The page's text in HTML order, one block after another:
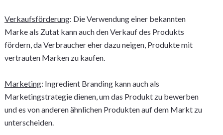
Verkaufsförderung: Die Verwendung einer bekannten
Marke als Zutat kann auch den Verkauf des Produkts
fördern, da Verbraucher eher dazu neigen, Produkte mit
vertrauten Marken zu kaufen.
Marketing: Ingredient Branding kann auch als
Marketingstrategie dienen, um das Produkt zu bewerben
und es von anderen ähnlichen Produkten auf dem Markt zu
unterscheiden.